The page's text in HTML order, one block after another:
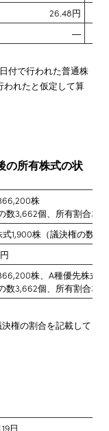
26.48円
―
付で行われた普通株
われたと仮定して算
の所有株式の状
株
数3,662個、所有割合
1,900株（議決権の数0
株、A種優先株式
数3,662個、所有割合
権の割合を記載して
日